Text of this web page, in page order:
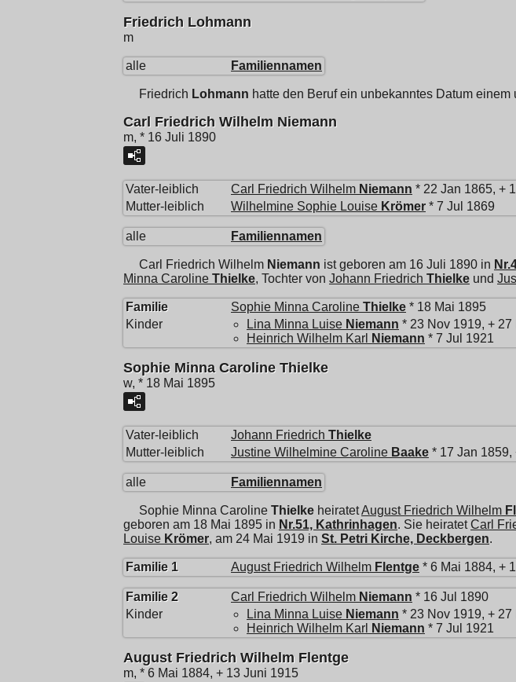
Friedrich Lohmann
m
alle Familiennamen
Friedrich Lohmann hatte den Beruf ein unbekanntes Datum
Carl Friedrich Wilhelm Niemann
m, * 16 Juli 1890
Vater-leiblich Carl Friedrich Wilhelm Niemann * 22 Jan 1865, +
Mutter-leiblich
Wilhelmine Sophie Louise Krömer * 7 Jul 1869
alle Familiennamen
Carl Friedrich Wilhelm Niemann ist geboren am 16 Juli 1890 in
Minna Caroline Thielke, Tochter von Johann Friedrich Thielke und
Familie Sophie Minna Caroline Thielke * 18 Mai 1895
Kinder
Lina Minna Luise Niemann * 23 Nov 1919, + 27
Heinrich Wilhelm Karl
Niemann * 7 Jul 1921
Sophie Minna Caroline Thielke
w, * 18 Mai 1895
Vater-leiblich Johann Friedrich Thielke
Mutter-leiblich
Justine Wilhelmine Caroline Baake * 17 Jan 1859,
alle Familiennamen
Sophie Minna Caroline Thielke heiratetAugust Friedrich Wilhelm
geboren am 18 Mai 1895 in Nr.51, Kathrinhagen. Sie heiratetCarl
Louise Krömer, am 24 Mai 1919 in St. Petri Kirche, Deckbergen.
Familie 1 August Friedrich Wilhelm Flentge * 6 Mai 1884, +
Familie 2 Carl Friedrich Wilhelm Niemann * 16 Jul 1890
Kinder
Lina Minna Luise Niemann * 23 Nov 1919, + 27
Heinrich Wilhelm Karl
Niemann * 7 Jul 1921
August Friedrich Wilhelm Flentge
m, * 6 Mai 1884, + 13 Juni 1915